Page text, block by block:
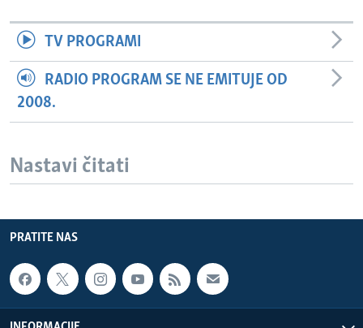
TV PROGRAMI
RADIO PROGRAM SE NE EMITUJE OD
2008.
Nastavi čitati
PRATITE NAS